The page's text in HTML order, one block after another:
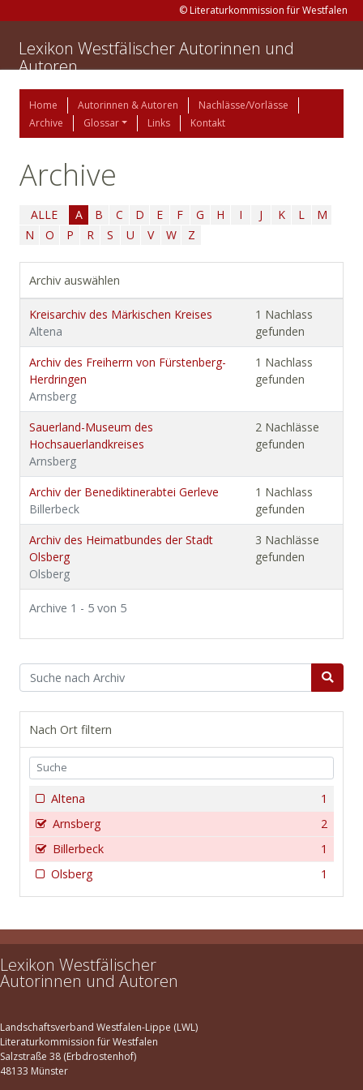
© Literaturkommission für Westfalen
Lexikon Westfälischer Autorinnen und
Autoren
Home Autorinnen & Autoren
Nachlässe/Vorlässe
Archive
Glossar Links Kontakt
Archive
ALLE A B C D E F G H I J K L
M
N
O P R S U V W Z
Archiv auswählen
Kreisarchiv des Märkischen Kreises
Altena
1 Nachlass
gefunden
Archiv des Freiherrn von Fürstenberg-
Herdringen
Arnsberg
1 Nachlass
gefunden
Sauerland-Museum des
Hochsauerlandkreises
Arnsberg
2 Nachlässe
gefunden
Archiv der Benediktinerabtei Gerleve
Billerbeck
1 Nachlass
gefunden
Archiv des Heimatbundes der Stadt
Olsberg
Olsberg
3 Nachlässe
gefunden
Archive 1 - 5 von 5
Nach Ort filtern
1
Altena
2
Arnsberg
1
Billerbeck
1
Olsberg
Lexikon Westfälischer
Autorinnen und Autoren
Landschaftsverband Westfalen-Lippe (LWL)
Literaturkommission für Westfalen
Salzstraße 38 (Erbdrostenhof)
48133 Münster